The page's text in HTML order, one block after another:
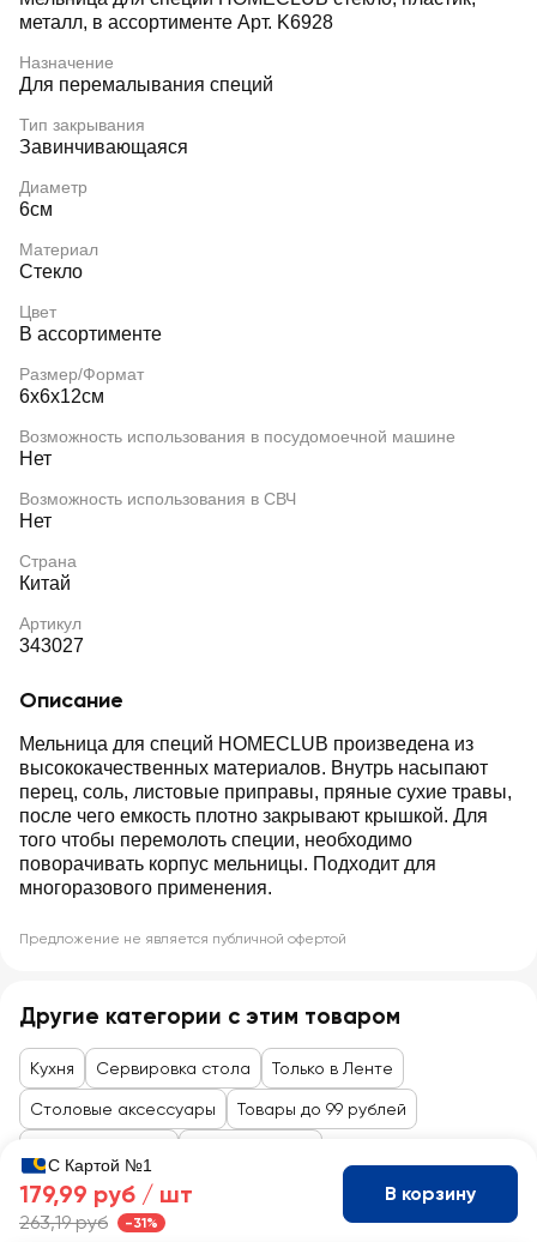
металл, в ассортименте Арт. K6928
Назначение
Для перемалывания специй
Тип закрывания
Завинчивающаяся
Диаметр
6см
Материал
Стекло
Цвет
В ассортименте
Размер/Формат
6x6x12см
Возможность использования в посудомоечной машине
Нет
Возможность использования в СВЧ
Нет
Страна
Китай
Артикул
343027
Описание
Мельница для специй HOMECLUB произведена из
высококачественных материалов. Внутрь насыпают
перец, соль, листовые приправы, пряные сухие травы,
после чего емкость плотно закрывают крышкой. Для
того чтобы перемолоть специи, необходимо
поворачивать корпус мельницы. Подходит для
многоразового применения.
Предложение не является публичной офертой
Другие категории с этим товаром
Кухня Сервировка стола Только в Ленте
Столовые аксессуары Товары до 99 рублей
С Картой №1
179,99 руб / шт
263,19 руб -31%
В корзину